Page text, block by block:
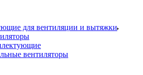
для вентиляции и вытяжки
вентиляторы